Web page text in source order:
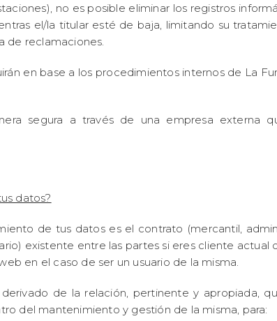
no es posible eliminar los registros
el/la titular esté de baja, limitando su
de reclamaciones.
en base a los procedimientos internos de La
segura a través de una empresa externa
datos?
de tus datos es el contrato (mercantil,
existente entre las partes si eres cliente
en el caso de ser un usuario de la misma.
de la relación, pertinente y apropiada,
del mantenimiento y gestión de la misma, para: